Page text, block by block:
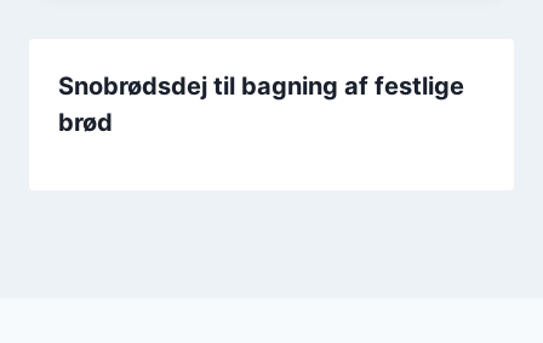
Snobrødsdej til bagning af festlige
brød